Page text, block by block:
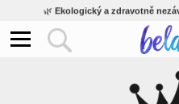
🌿 Ekologický a zdravotně
Inovativní výroba
Rychlé dodání
Výhodné pro
Kvalita pod kontrolou jsme